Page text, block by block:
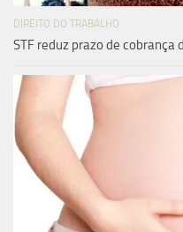
DIREITO DO TRABALHO
STF reduz prazo de cobrança